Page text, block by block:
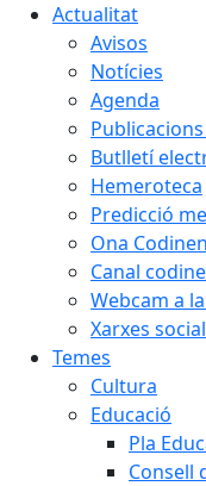
Actualitat
Avisos
Notícies
Agenda
Butlletí
Hemeroteca
Predicció
Ona
Canal
Webcam a
Xarxes
Temes
Cultura
Educació
Pla
Consell